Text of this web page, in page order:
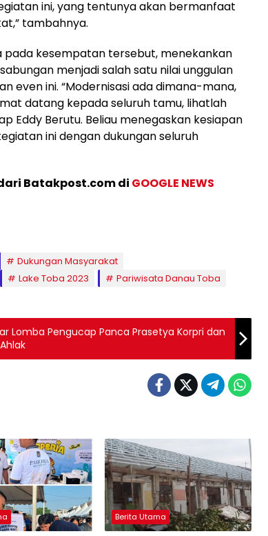
ini, yang tentunya akan bermanfaat
tambahnya.
pada kesempatan tersebut, menekankan
menjadi salah satu nilai unggulan
even ini. “Modernisasi ada dimana-mana,
datang kepada seluruh tamu, lihatlah
Eddy Berutu. Beliau menegaskan kesiapan
ini dengan dukungan seluruh
Batakpost.com di GOOGLE NEWS
Dukungan Masyarakat
Lake Toba 2023
Pariwisata Danau Toba
Lomba Pengucap Panca Prasetya Korpri dan
Berita Utama